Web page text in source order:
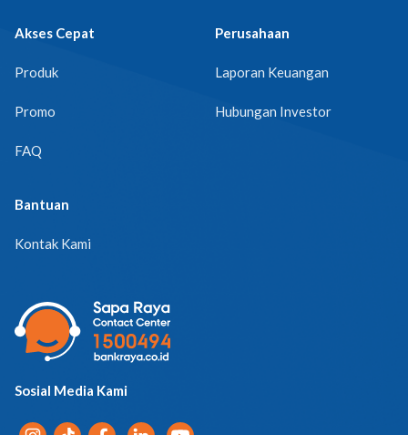
Akses Cepat
Produk
Promo
FAQ
Perusahaan
Laporan Keuangan
Hubungan Investor
Bantuan
Kontak Kami
Sosial Media Kami